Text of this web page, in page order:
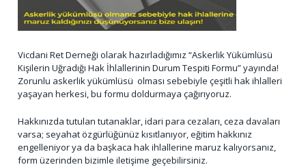
Vicdani Ret Derneği olarak hazırladığımız “Askerlik Yükümlüsü
Kişilerin Uğradığı Hak İhlallerinin Durum Tespiti Formu” yayında!
Zorunlu askerlik yükümlüsü olması sebebiyle çeşitli hak ihlalleri
yaşayan herkesi, bu formu doldurmaya çağırıyoruz.
Hakkınızda tutulan tutanaklar, idari para cezaları, ceza davaları
varsa; seyahat özgürlüğünüz kısıtlanıyor, eğitim hakkınız
engelleniyor ya da başkaca hak ihlallerine maruz kalıyorsanız,
form üzerinden bizimle iletişime geçebilirsiniz.